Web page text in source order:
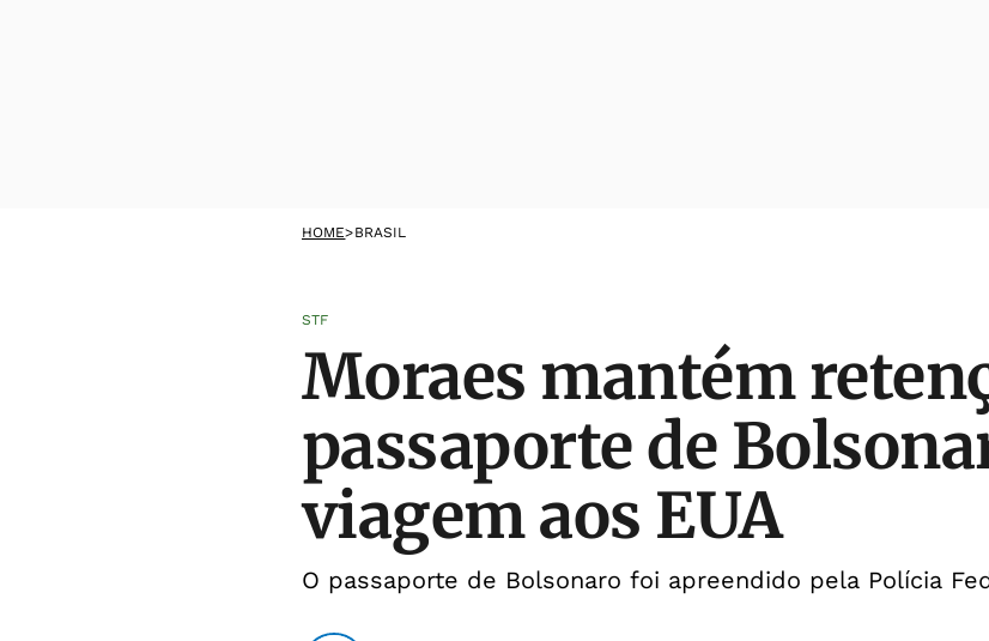
HOME>BRASIL
STF
Moraes mantém
passaporte de
viagem aos EUA
O passaporte de Bolsonaro foi apreendido pela Polícia